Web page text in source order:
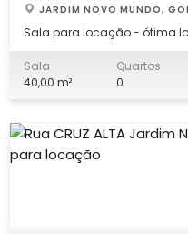
JARDIM NOVO MUNDO,
Sala para locação - ótima
Sala
40,00 m²
Quartos
0